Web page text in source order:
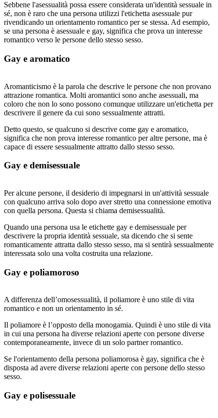
Sebbene l'asessualità possa essere considerata un'identità sessuale in
sé, non è raro che una persona utilizzi l'etichetta asessuale pur
rivendicando un orientamento romantico per se stessa. Ad esempio,
se una persona è asessuale e gay, significa che prova un interesse
romantico verso le persone dello stesso sesso.
Gay e aromatico
Aromanticismo è la parola che descrive le persone che non provano
attrazione romantica. Molti aromantici sono anche asessuali, ma
coloro che non lo sono possono comunque utilizzare un'etichetta per
descrivere il genere da cui sono sessualmente attratti.
Detto questo, se qualcuno si descrive come gay e aromatico,
significa che non prova interesse romantico per altre persone, ma è
capace di essere sessualmente attratto dallo stesso sesso.
Gay e demisessuale
Per alcune persone, il desiderio di impegnarsi in un'attività sessuale
con qualcuno arriva solo dopo aver stretto una connessione emotiva
con quella persona. Questa si chiama demisessualità.
Quando una persona usa le etichette gay e demisessuale per
descrivere la propria identità sessuale, sta dicendo che si sente
romanticamente attratta dallo stesso sesso, ma si sentirà sessualmente
interessata solo una volta costruita una relazione.
Gay e poliamoroso
A differenza dell’omosessualità, il poliamore è uno stile di vita
romantico e non un orientamento in sé.
Il poliamore è l’opposto della monogamia. Quindi è uno stile di vita
in cui una persona ha diverse relazioni aperte con persone diverse
contemporaneamente, invece di un solo partner romantico.
Se l'orientamento della persona poliamorosa è gay, significa che è
disposta ad avere diverse relazioni aperte con persone dello stesso
sesso.
Gay e polisessuale